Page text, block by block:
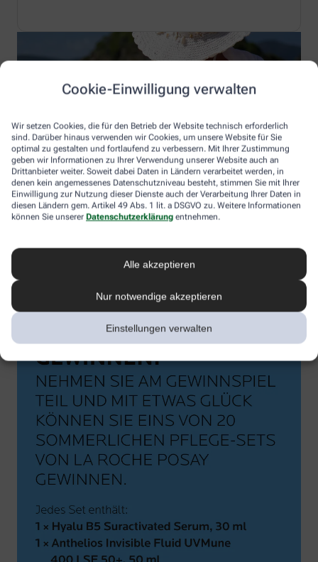
Cookie-Einwilligung verwalten
Wir setzen Cookies, die für den Betrieb der Website technisch erforderlich
sind. Darüber hinaus verwenden wir Cookies, um unsere Website für Sie
optimal zu gestalten und fortlaufend zu verbessern. Mit Ihrer Zustimmung
geben wir Informationen zu Ihrer Verwendung unserer Website auch an
Drittanbieter weiter. Soweit dabei Daten in Ländern verarbeitet werden, in
denen kein angemessenes Datenschutzniveau besteht, stimmen Sie mit Ihrer
Einwilligung zur Nutzung dieser Dienste auch der Verarbeitung Ihrer Daten in
diesen Ländern gem. Artikel 49 Abs. 1 lit. a DSGVO zu. Weitere Informationen
können Sie unserer Datenschutzerklärung entnehmen.
Alle akzeptieren
Nur notwendige akzeptieren
Einstellungen verwalten